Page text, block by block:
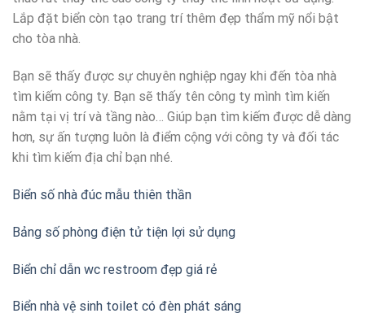
Lắp đặt biển còn tạo trang trí thêm đẹp thẩm mỹ nổi bật
cho tòa nhà.
Bạn sẽ thấy được sự chuyên nghiệp ngay khi đến tòa nhà
tìm kiếm công ty. Bạn sẽ thấy tên công ty mình tìm kiến
nằm tại vị trí và tầng nào… Giúp bạn tìm kiếm được dễ dàng
hơn, sự ấn tượng luôn là điểm cộng với công ty và đối tác
khi tìm kiếm địa chỉ bạn nhé.
Biển số nhà đúc mẫu thiên thần
Bảng số phòng điện tử tiện lợi sử dụng
Biển chỉ dẫn wc restroom đẹp giá rẻ
Biển nhà vệ sinh toilet có đèn phát sáng